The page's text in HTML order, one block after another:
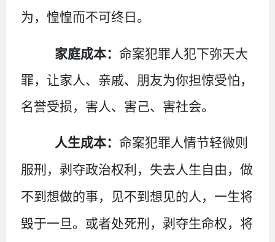
为，惶惶而不可终日。
家庭成本： 命案犯罪人犯下弥天大
罪，让家人、亲戚、朋友为你担惊受怕，
名誉受损，害人、害己、害社会。
人生成本： 命案犯罪人情节轻微则
服刑，剥夺政治权利，失去人生自由，做
不到想做的事，见不到想见的人，一生将
毁于一旦。或者处死刑，剥夺生命权，将